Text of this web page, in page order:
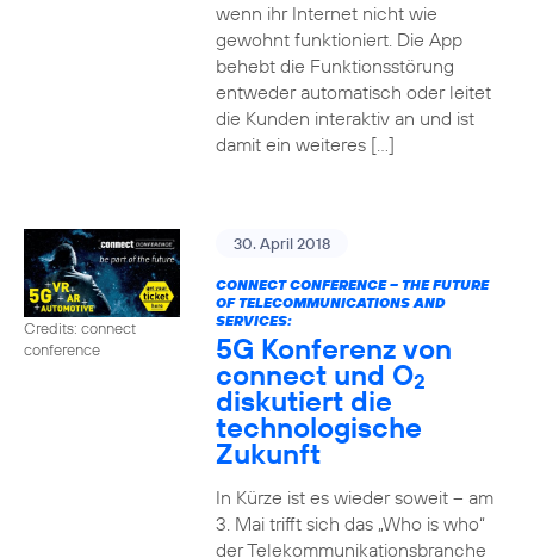
wenn ihr Internet nicht wie
gewohnt funktioniert. Die App
behebt die Funktionsstörung
entweder automatisch oder leitet
die Kunden interaktiv an und ist
damit ein weiteres […]
Credits: connect
conference
30. April 2018
CONNECT CONFERENCE – THE FUTURE
OF TELECOMMUNICATIONS AND
SERVICES:
5G Konferenz von
connect und O2
diskutiert die
technologische
Zukunft
In Kürze ist es wieder soweit – am
3. Mai trifft sich das „Who is who“
der Telekommunikationsbranche